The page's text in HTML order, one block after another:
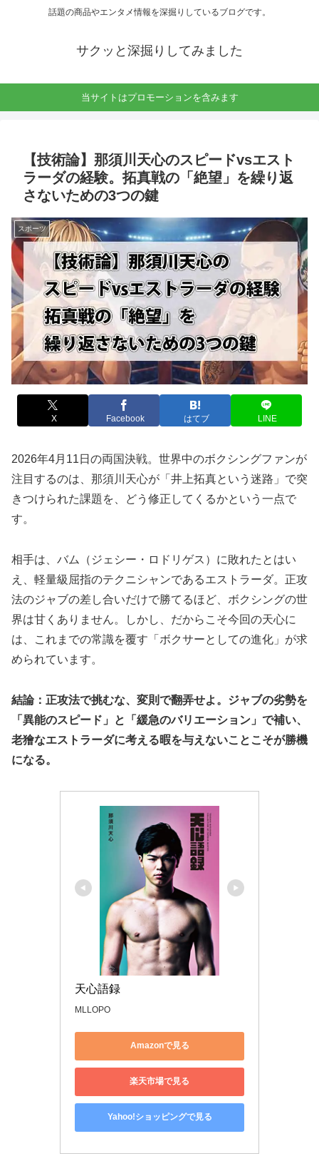
話題の商品やエンタメ情報を深掘りしているブログです。
サクッと深掘りしてみました
当サイトはプロモーションを含みます
【技術論】那須川天心のスピードvsエスト
ラーダの経験。拓真戦の「絶望」を繰り返
さないための3つの鍵
スポーツ
X Facebook はてブ LINE
2026年4月11日の両国決戦。世界中のボクシングファンが
注目するのは、那須川天心が「井上拓真という迷路」で突
きつけられた課題を、どう修正してくるかという一点で
す。
相手は、バム（ジェシー・ロドリゲス）に敗れたとはい
え、軽量級屈指のテクニシャンであるエストラーダ。正攻
法のジャブの差し合いだけで勝てるほど、ボクシングの世
界は甘くありません。しかし、だからこそ今回の天心に
は、これまでの常識を覆す「ボクサーとしての進化」が求
められています。
結論：正攻法で挑むな、変則で翻弄せよ。ジャブの劣勢を
「異能のスピード」と「緩急のバリエーション」で補い、
老獪なエストラーダに考える暇を与えないことこそが勝機
になる。
天心語録
MLLOPO
Amazonで見る
楽天市場で見る
Yahoo!ショッピングで見る